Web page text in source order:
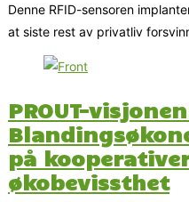
Denne RFID-sensoren
at siste rest av privatliv
PROUT-
på
økobevissthet